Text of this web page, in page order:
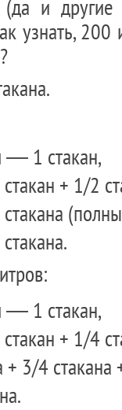
и другие
узнать,
— 1 стакан,
+ 1/2
— 1 стакан,
+ 1/4
3/4 стакана